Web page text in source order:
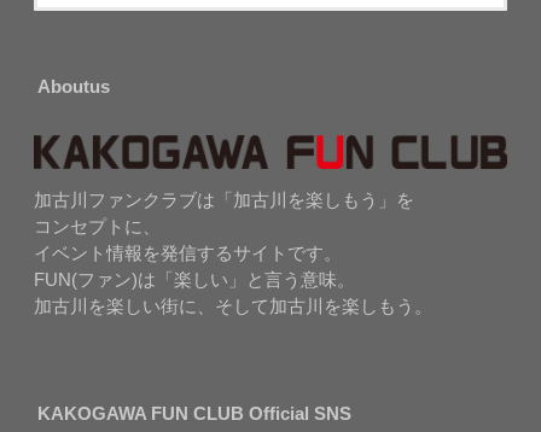
Aboutus
加古川ファンクラブは「加古川を楽しもう」を
コンセプトに、
イベント情報を発信するサイトです。
FUN(ファン)は「楽しい」と言う意味。
加古川を楽しい街に、そして加古川を楽しもう。
KAKOGAWA FUN CLUB Official SNS